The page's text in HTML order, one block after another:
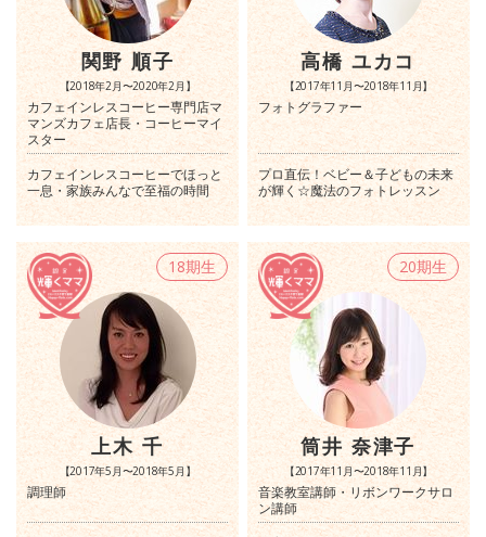
関野 順子
【2018年2月〜2020年2月】
カフェインレスコーヒー専門店マ
マンズカフェ店長・コーヒーマイ
スター
カフェインレスコーヒーでほっと
一息・家族みんなで至福の時間
高橋 ユカコ
【2017年11月〜2018年11月】
フォトグラファー
プロ直伝！ベビー＆子どもの未来
が輝く☆魔法のフォトレッスン
18期生
上木 千
【2017年5月〜2018年5月】
調理師
20期生
筒井 奈津子
【2017年11月〜2018年11月】
音楽教室講師・リボンワークサロ
ン講師